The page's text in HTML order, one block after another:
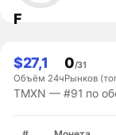
F
$27,1
Объём 24ч
0/31
Рынков
TMXN — #91 по